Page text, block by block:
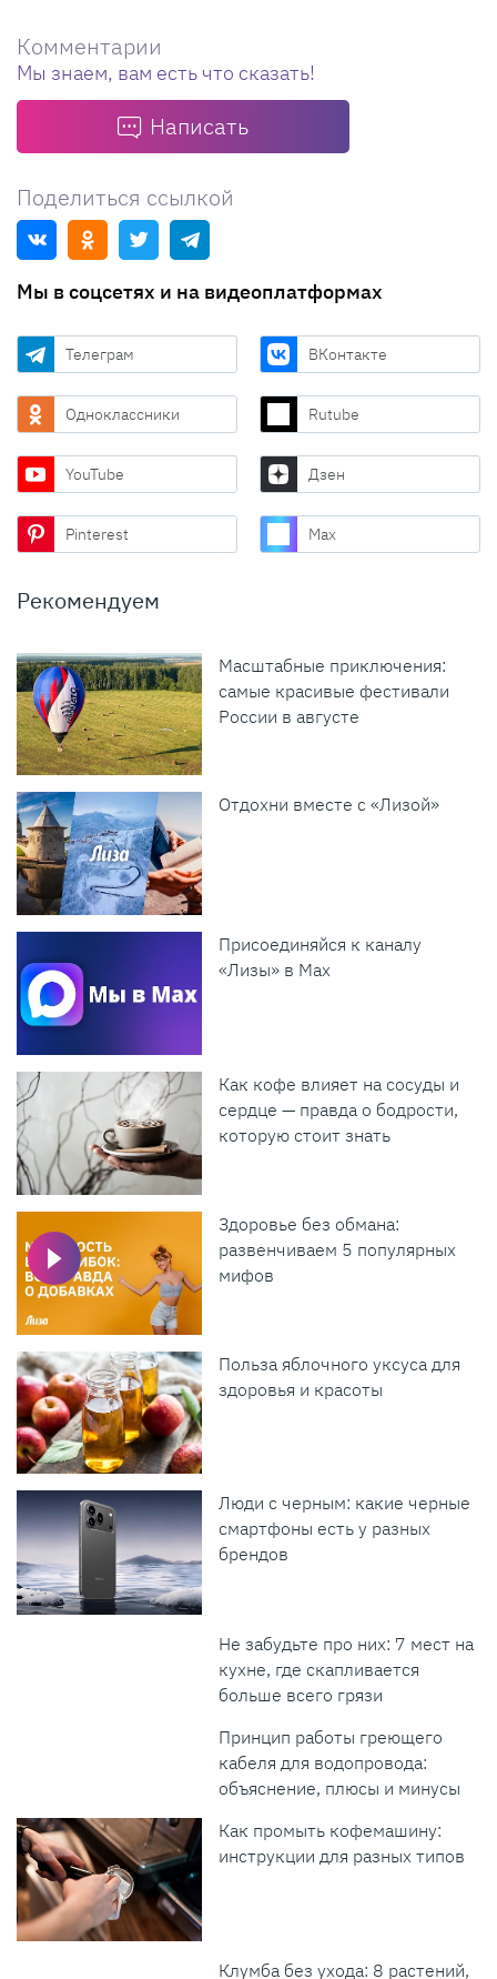
Комментарии
Мы знаем, вам есть что сказать!
Написать
Поделиться ссылкой
Мы в соцсетях и на видеоплатформах
Телеграм ВКонтакте
Одноклассники Rutube
YouTube Дзен
Pinterest Max
Рекомендуем
Масштабные приключения:
самые красивые фестивали
России в августе
Отдохни вместе с «Лизой»
Присоединяйся к каналу
«Лизы» в Max
Как кофе влияет на сосуды и
сердце — правда о бодрости,
которую стоит знать
Здоровье без обмана:
развенчиваем 5 популярных
мифов
Польза яблочного уксуса для
здоровья и красоты
Люди с черным: какие черные
смартфоны есть у разных
брендов
Не забудьте про них: 7 мест на
кухне, где скапливается
больше всего грязи
Принцип работы греющего
кабеля для водопровода:
объяснение, плюсы и минусы
Как промыть кофемашину:
инструкции для разных типов
Клумба без ухода: 8 растений,